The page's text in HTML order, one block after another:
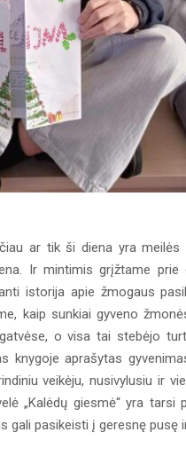
ar tik ši diena yra meilės
Ir mintimis grįžtame prie
istorija apie žmogaus
kaip sunkiai gyveno
o visa tai stebėjo
knygoje aprašytas
veikėju, nusivylusiu ir
„Kalėdų giesmė“ yra tarsi
pasikeisti į geresnę pusę